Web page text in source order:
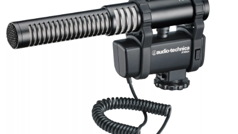
Batteries & Percu
Eveil Musical
Packs
Voir nos marques